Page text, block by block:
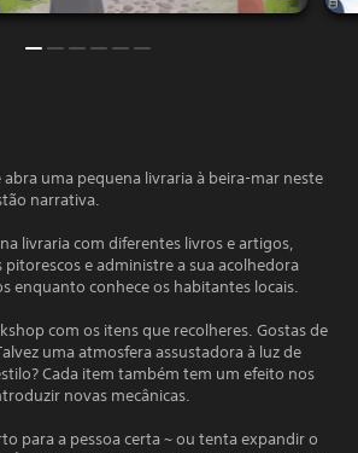
uma pequena livraria à beira-mar neste
narrativa.
livraria com diferentes livros e artigos,
pitorescos e administre a sua acolhedora
enquanto conhece os habitantes locais.
com os itens que recolheres. Gostas de
uma atmosfera assustadora à luz de
Cada item também tem um efeito nos
novas mecânicas.
para a pessoa certa ~ ou tenta expandir o